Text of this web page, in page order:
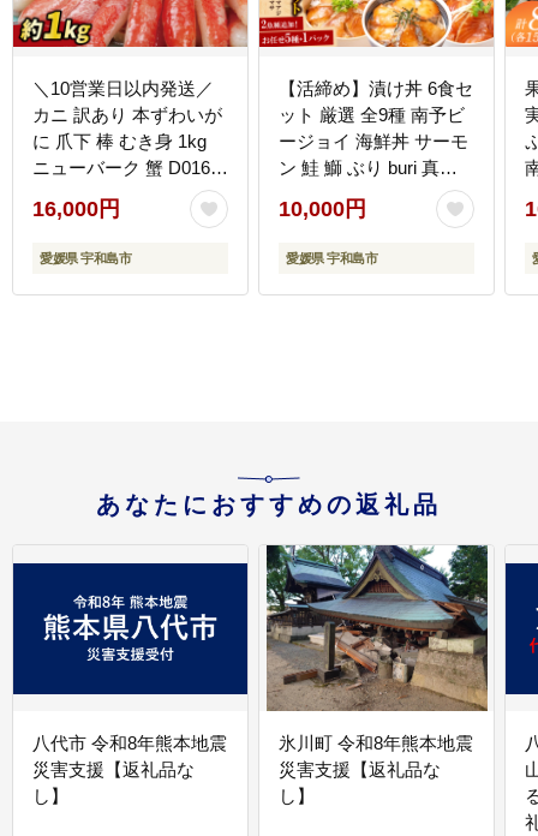
＼10営業日以内発送／
カニ 訳あり 本ずわいが
に 爪下 棒 むき身 1kg
ニューバーク 蟹 D016-
16,000円
愛媛県 宇和島市
【活締め】漬け丼 6食セ
ット 厳選 全9種 南予ビ
ージョイ 海鮮丼 サーモ
ン 鮭 鰤 ぶり buri 真鯛
たい タイ カンパチ シマ
アジ 縞鯵ヒラメ ヒラマ
サ D010-150005
10,000円
愛媛県 宇和島市
あなたにおすすめの返礼品
八代市 令和8年熊本地震
災害支援【返礼品な
し】
氷川町 令和8年熊本地震
災害支援【返礼品な
し】